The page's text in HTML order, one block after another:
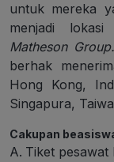
untuk mereka
menjadi
Matheson Group.
berhak
Hong Kong,
Singapura,
Cakupan
Tiket pesawat